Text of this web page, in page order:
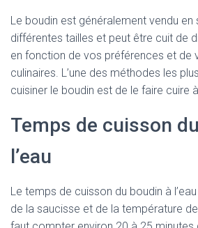
Le boudin est généralement vendu en
différentes tailles et peut être cuit de
en fonction de vos préférences et de
culinaires. L’une des méthodes les
cuisiner le boudin est de le faire cuire à
Temps de cuisson
l’eau
Le temps de cuisson du boudin à
de la saucisse et de la température de